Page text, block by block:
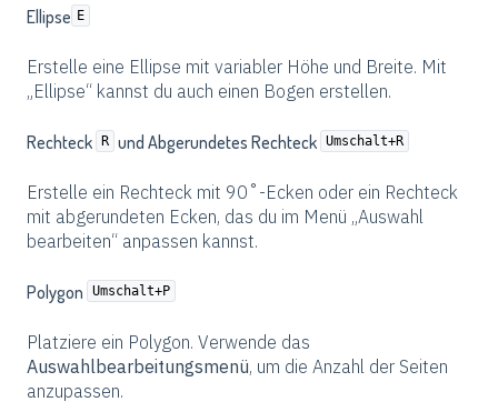
Ellipse E
Erstelle eine Ellipse mit variabler Höhe und Breite. Mit
„Ellipse“ kannst du auch einen Bogen erstellen.
Rechteck R und Abgerundetes Rechteck Umschalt+R
Erstelle ein Rechteck mit 90˚-Ecken oder ein Rechteck
mit abgerundeten Ecken, das du im Menü „Auswahl
bearbeiten“ anpassen kannst.
Polygon Umschalt+P
Platziere ein Polygon. Verwende das
Auswahlbearbeitungsmenü, um die Anzahl der Seiten
anzupassen.